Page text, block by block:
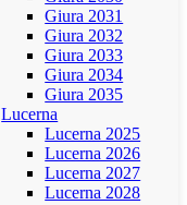
Giura 2031
Giura 2032
Giura 2033
Giura 2034
Giura 2035
Lucerna
Lucerna 2025
Lucerna 2026
Lucerna 2027
Lucerna 2028